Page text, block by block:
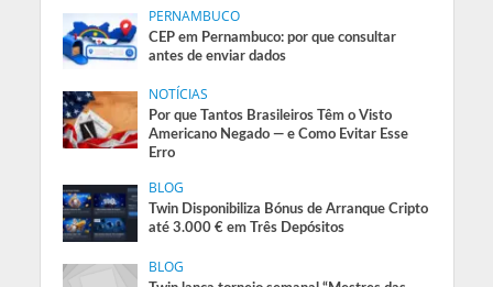
PERNAMBUCO
CEP em Pernambuco: por que consultar
antes de enviar dados
NOTÍCIAS
Por que Tantos Brasileiros Têm o Visto
Americano Negado — e Como Evitar Esse
Erro
BLOG
Twin Disponibiliza Bónus de Arranque Cripto
até 3.000 € em Três Depósitos
BLOG